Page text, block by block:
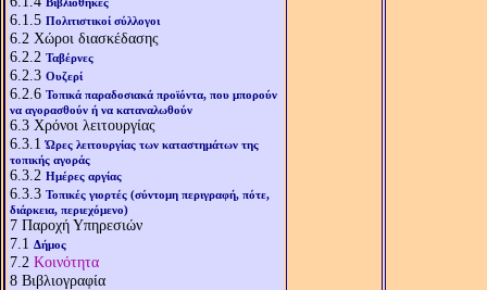
6.1.5 Πολιτιστικοί σύλλογοι
6.2 Χώροι διασκέδασης
6.2.2 Ταβέρνες
6.2.3 Ουζερί
6.2.6 Τοπικά παραδοσιακά προϊόντα, που μπορούν
να αγορασθούν ή να καταναλωθούν
6.3 Χρόνοι λειτουργίας
6.3.1Ώρες λειτουργίας των καταστημάτων της
τοπικής αγοράς
6.3.2 Ημέρες αργίας
6.3.3 Τοπικές γιορτές (σύντομη περιγραφή, πότε,
διάρκεια, περιεχόμενο)
7 Παροχή Υπηρεσιών
7.1 Δήμος
7.2 Κοινότητα
8 Βιβλιογραφία